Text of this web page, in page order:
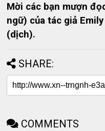
Mời các bạn mượn
ngữ) của tác giả
(dịch).
SHARE:
COMMENTS